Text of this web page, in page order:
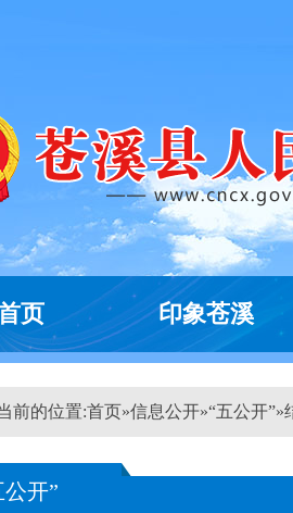
页 印象苍溪
前的位置:首页»信息公开»“五公开”»
公开”